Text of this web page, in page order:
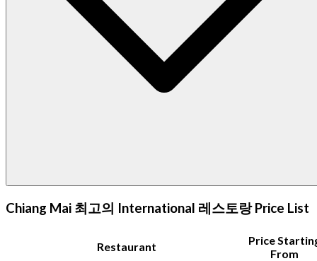
Chiang Mai 최고의 International 레스토랑 Price List
Restaurant
Price
From